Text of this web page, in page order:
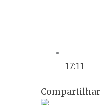
17:11
Compartilhar